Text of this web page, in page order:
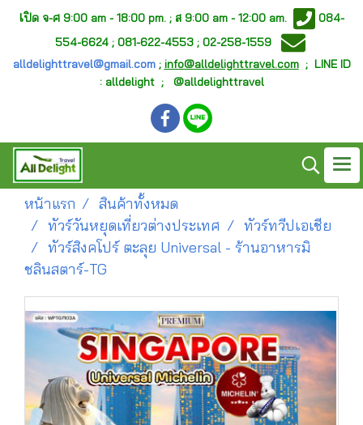
เปิด จ-ศ 9:00 am - 18:00 pm. ; ส 9:00 am - 12:00 am.
084-
554-6624 ; 081-622-4553 ; 02-258-1559
alldelighttravel@gmail.com; info@alldelighttravel.com; LINE ID
: alldelight ; @alldelighttravel
หน้าแรก
สินค้าทั้งหมด
ทัวร์วันหยุดเที่ยวต่างประเทศ
ทัวร์ทวีปเอเชีย
ทัวร์สิงคโปร์ ตะลุย Universal - ร้านอาหารมิ
ชลินสตาร์-TG